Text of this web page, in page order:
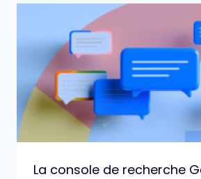
La console de recherche